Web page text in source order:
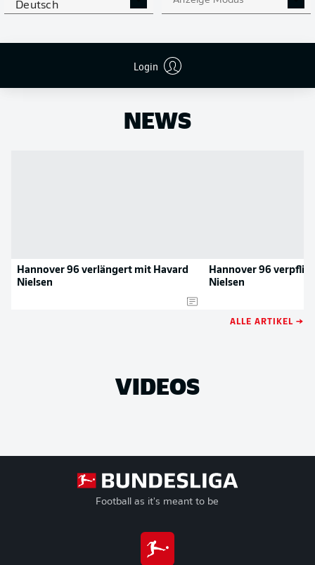
Deutsch
Login
Flanken 0
APP STORE GOOGLE PLAY
NEWS
Hannover 96 verlängert mit Havard
Nielsen
Hannover 96
Nielsen
ALLE ARTIKEL →
VIDEOS
Football as it's meant to be